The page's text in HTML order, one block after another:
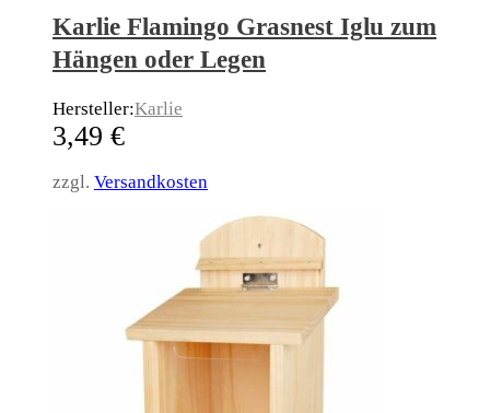
Karlie Flamingo Grasnest Iglu zum
Hängen oder Legen
Hersteller:Karlie
3,49 €
zzgl. Versandkosten